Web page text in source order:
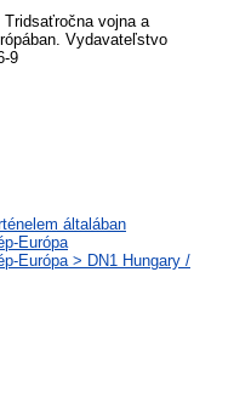
Tridsaťročna vojna a
Vydavateľstvo
9
általában
Európa
Európa > DN1 Hungary /